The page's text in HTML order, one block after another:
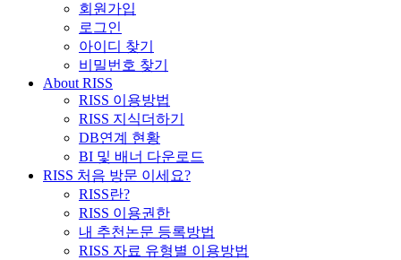
회원가입
로그인
아이디 찾기
비밀번호 찾기
About RISS
RISS 이용방법
RISS 지식더하기
DB연계 현황
BI 및 배너 다운로드
RISS 처음 방문 이세요?
RISS란?
RISS 이용권한
내 추천논문 등록방법
RISS 자료 유형별 이용방법